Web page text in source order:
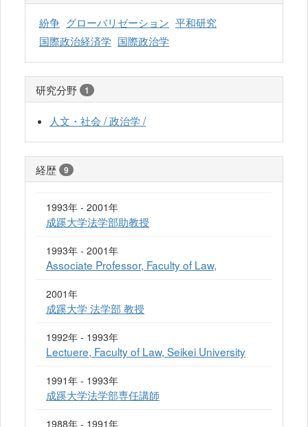
紛争 グローバリゼーション 平和研究
国際政治経済学 国際政治学
研究分野 1
人文・社会 / 政治学 /
経歴 9
1993年 - 2001年
成蹊大学法学部助教授
1993年 - 2001年
Associate Professor, Faculty of Law,
2001年
成蹊大学 法学部 教授
1992年 - 1993年
Lectuere, Faculty of Law, Seikei University
1991年 - 1993年
成蹊大学法学部専任講師
1988年 - 1991年